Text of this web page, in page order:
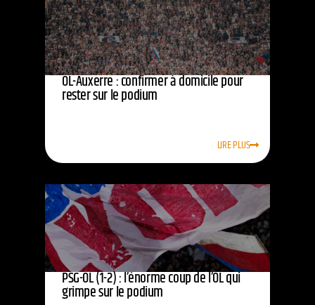
OL-Auxerre : confirmer à domicile pour
rester sur le podium
LIRE PLUS
PSG-OL (1-2) : l’énorme coup de l’OL qui
grimpe sur le podium